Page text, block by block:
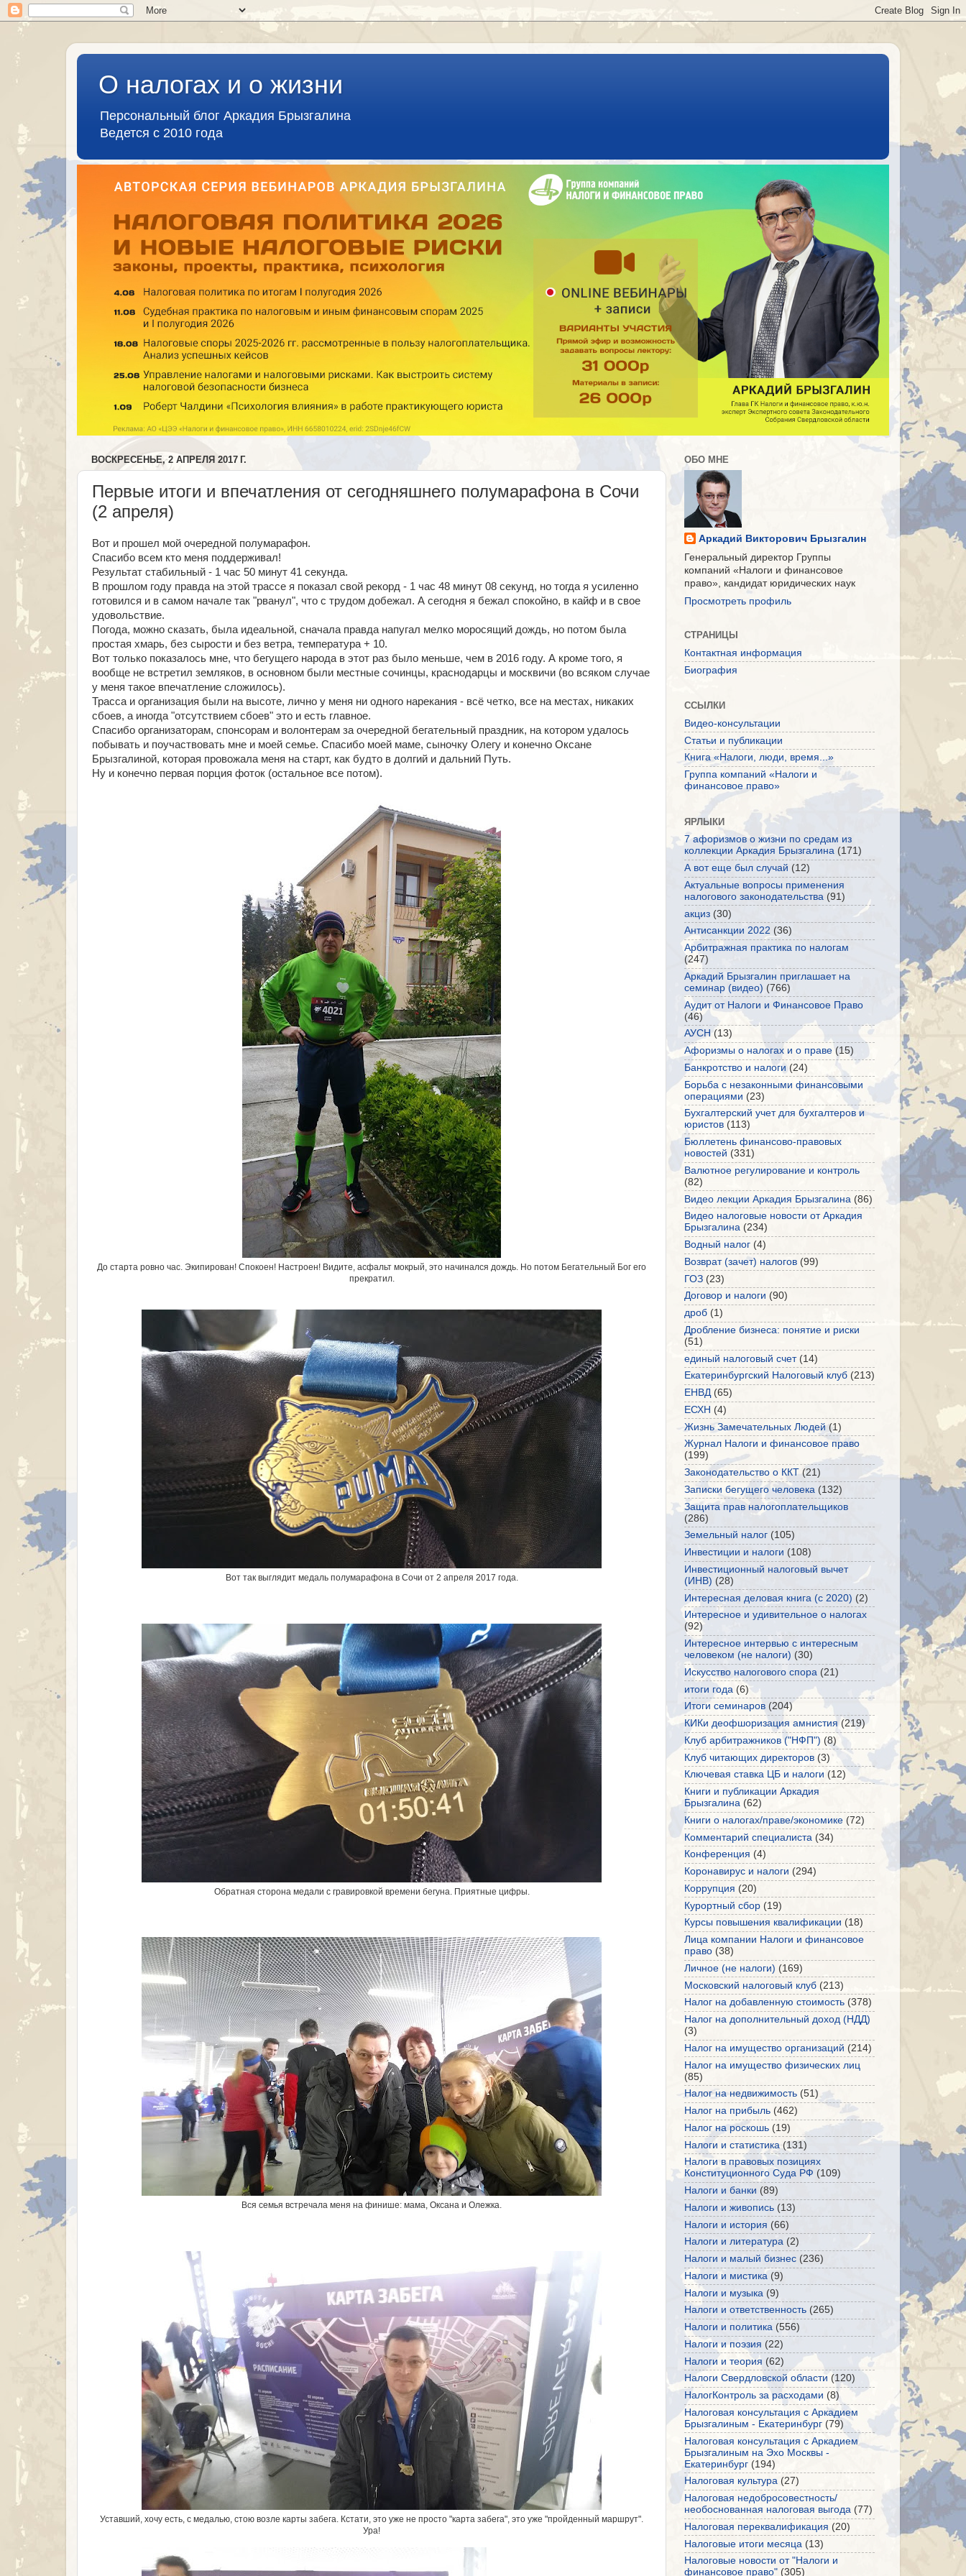
О налогах и о жизни
Персональный блог Аркадия Брызгалина
Ведется с 2010 года
ВОСКРЕСЕНЬЕ, 2 АПРЕЛЯ 2017 Г.
Первые итоги и впечатления от сегодняшнего полумарафона в Сочи
(2 апреля)
Вот и прошел мой очередной полумарафон.
Спасибо всем кто меня поддерживал!
Результат стабильный - 1 час 50 минут 41 секунда.
В прошлом году правда на этой трассе я показал свой рекорд - 1 час 48 минут 08 секунд, но тогда я усиленно
готовился и в самом начале так "рванул", что с трудом добежал. А сегодня я бежал спокойно, в кайф и в свое
удовольствие.
Погода, можно сказать, была идеальной, сначала правда напугал мелко моросящий дождь, но потом была
простая хмарь, без сырости и без ветра, температура + 10.
Вот только показалось мне, что бегущего народа в этот раз было меньше, чем в 2016 году. А кроме того, я
вообще не встретил земляков, в основном были местные сочинцы, краснодарцы и москвичи (во всяком случае
у меня такое впечатление сложилось).
Трасса и организация были на высоте, лично у меня ни одного нарекания - всё четко, все на местах, никаких
сбоев, а иногда "отсутствием сбоев" это и есть главное.
Спасибо организаторам, спонсорам и волонтерам за очередной бегательный праздник, на котором удалось
побывать и поучаствовать мне и моей семье. Спасибо моей маме, сыночку Олегу и конечно Оксане
Брызгалиной, которая провожала меня на старт, как будто в долгий и дальний Путь.
Ну и конечно первая порция фоток (остальное все потом).
До старта ровно час. Экипирован! Спокоен! Настроен! Видите, асфальт мокрый, это начинался дождь. Но потом Бегательный Бог его
прекратил.
Вот так выглядит медаль полумарафона в Сочи от 2 апреля 2017 года.
Обратная сторона медали с гравировкой времени бегуна. Приятные цифры.
Вся семья встречала меня на финише: мама, Оксана и Олежка.
Уставший, хочу есть, с медалью, стою возле карты забега. Кстати, это уже не просто "карта забега", это уже "пройденный маршрут".
Ура!
ОБО МНЕ
Аркадий Викторович Брызгалин
Генеральный директор Группы
компаний «Налоги и финансовое
право», кандидат юридических наук
Просмотреть профиль
СТРАНИЦЫ
Контактная информация
Биография
ССЫЛКИ
Видео-консультации
Статьи и публикации
Книга «Налоги, люди, время...»
Группа компаний «Налоги и
финансовое право»
ЯРЛЫКИ
7 афоризмов о жизни по средам из
коллекции Аркадия Брызгалина (171)
А вот еще был случай (12)
Актуальные вопросы применения
налогового законодательства (91)
акциз (30)
Антисанкции 2022 (36)
Арбитражная практика по налогам
(247)
Аркадий Брызгалин приглашает на
семинар (видео) (766)
Аудит от Налоги и Финансовое Право
(46)
АУСН (13)
Афоризмы о налогах и о праве (15)
Банкротство и налоги (24)
Борьба с незаконными финансовыми
операциями (23)
Бухгалтерский учет для бухгалтеров и
юристов (113)
Бюллетень финансово-правовых
новостей (331)
Валютное регулирование и контроль
(82)
Видео лекции Аркадия Брызгалина (86)
Видео налоговые новости от Аркадия
Брызгалина (234)
Водный налог (4)
Возврат (зачет) налогов (99)
ГОЗ (23)
Договор и налоги (90)
дроб (1)
Дробление бизнеса: понятие и риски
(51)
единый налоговый счет (14)
Екатеринбургский Налоговый клуб (213)
ЕНВД (65)
ЕСХН (4)
Жизнь Замечательных Людей (1)
Журнал Налоги и финансовое право
(199)
Законодательство о ККТ (21)
Записки бегущего человека (132)
Защита прав налогоплательщиков
(286)
Земельный налог (105)
Инвестиции и налоги (108)
Инвестиционный налоговый вычет
(ИНВ) (28)
Интересная деловая книга (с 2020) (2)
Интересное и удивительное о налогах
(92)
Интересное интервью с интересным
человеком (не налоги) (30)
Искусство налогового спора (21)
итоги года (6)
Итоги семинаров (204)
КИКи деофшоризация амнистия (219)
Клуб арбитражников ("НФП") (8)
Клуб читающих директоров (3)
Ключевая ставка ЦБ и налоги (12)
Книги и публикации Аркадия
Брызгалина (62)
Книги о налогах/праве/экономике (72)
Комментарий специалиста (34)
Конференция (4)
Коронавирус и налоги (294)
Коррупция (20)
Курортный сбор (19)
Курсы повышения квалификации (18)
Лица компании Налоги и финансовое
право (38)
Личное (не налоги) (169)
Московский налоговый клуб (213)
Налог на добавленную стоимость (378)
Налог на дополнительный доход (НДД)
(3)
Налог на имущество организаций (214)
Налог на имущество физических лиц
(85)
Налог на недвижимость (51)
Налог на прибыль (462)
Налог на роскошь (19)
Налоги и статистика (131)
Налоги в правовых позициях
Конституционного Суда РФ (109)
Налоги и банки (89)
Налоги и живопись (13)
Налоги и история (66)
Налоги и литература (2)
Налоги и малый бизнес (236)
Налоги и мистика (9)
Налоги и музыка (9)
Налоги и ответственность (265)
Налоги и политика (556)
Налоги и поэзия (22)
Налоги и теория (62)
Налоги Свердловской области (120)
НалогКонтроль за расходами (8)
Налоговая консультация с Аркадием
Брызгалиным - Екатеринбург (79)
Налоговая консультация с Аркадием
Брызгалиным на Эхо Москвы -
Екатеринбург (194)
Налоговая культура (27)
Налоговая недобросовестность/
необоснованная налоговая выгода (77)
Налоговая переквалификация (20)
Налоговые итоги месяца (13)
Налоговые новости от "Налоги и
финансовое право" (305)